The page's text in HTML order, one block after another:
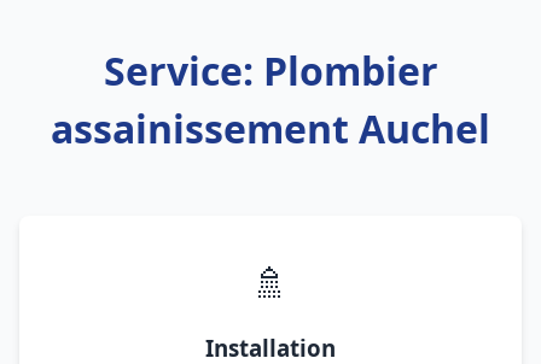
Service: Plombier
assainissement Auchel
🚿
Installation